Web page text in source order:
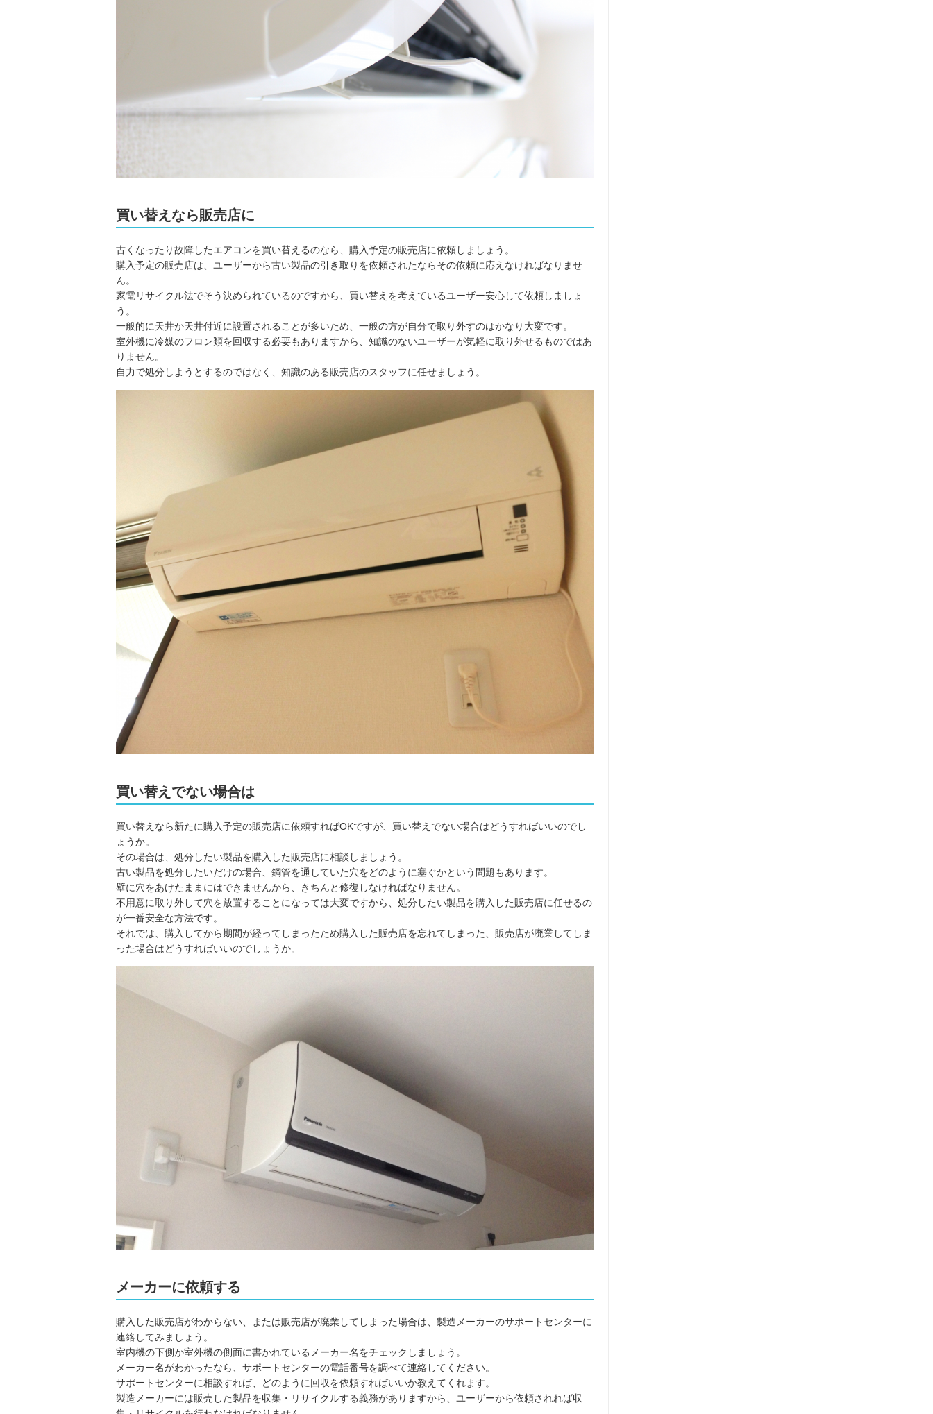
買い替えなら販売店に
古くなったり故障したエアコンを買い替えるのなら、購入予定の販売店に依頼しましょう。
購入予定の販売店は、ユーザーから古い製品の引き取りを依頼されたならその依頼に応えなければなりませ
ん。
家電リサイクル法でそう決められているのですから、買い替えを考えているユーザー安心して依頼しましょ
う。
一般的に天井か天井付近に設置されることが多いため、一般の方が自分で取り外すのはかなり大変です。
室外機に冷媒のフロン類を回収する必要もありますから、知識のないユーザーが気軽に取り外せるものではあ
りません。
自力で処分しようとするのではなく、知識のある販売店のスタッフに任せましょう。
買い替えでない場合は
買い替えなら新たに購入予定の販売店に依頼すればOKですが、買い替えでない場合はどうすればいいのでし
ょうか。
その場合は、処分したい製品を購入した販売店に相談しましょう。
古い製品を処分したいだけの場合、鋼管を通していた穴をどのように塞ぐかという問題もあります。
壁に穴をあけたままにはできませんから、きちんと修復しなければなりません。
不用意に取り外して穴を放置することになっては大変ですから、処分したい製品を購入した販売店に任せるの
が一番安全な方法です。
それでは、購入してから期間が経ってしまったため購入した販売店を忘れてしまった、販売店が廃業してしま
った場合はどうすればいいのでしょうか。
メーカーに依頼する
購入した販売店がわからない、または販売店が廃業してしまった場合は、製造メーカーのサポートセンターに
連絡してみましょう。
室内機の下側か室外機の側面に書かれているメーカー名をチェックしましょう。
メーカー名がわかったなら、サポートセンターの電話番号を調べて連絡してください。
サポートセンターに相談すれば、どのように回収を依頼すればいいか教えてくれます。
製造メーカーには販売した製品を収集・リサイクルする義務がありますから、ユーザーから依頼されれば収